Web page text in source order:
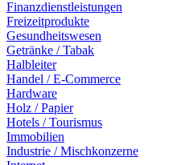
Finanzdienstleistungen
Freizeitprodukte
Gesundheitswesen
Getränke / Tabak
Halbleiter
Handel / E-Commerce
Hardware
Holz / Papier
Hotels / Tourismus
Immobilien
Industrie / Mischkonzerne